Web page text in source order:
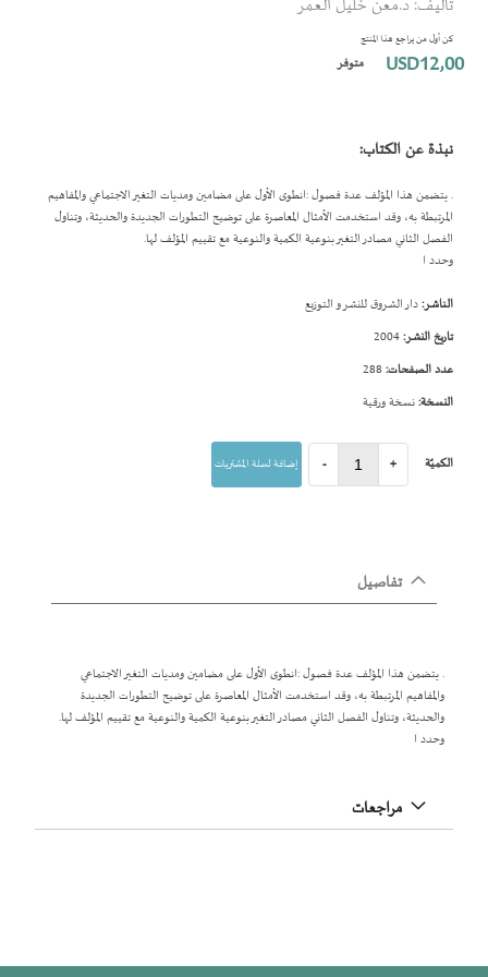
كن أول من يراجع هذا المنتج
USD12٫00 متوفر
نبذة عن الكتاب:
. يتضمن هذا المؤلف عدة فصول :انطوى الأول على مضامين ومديات التغير الاجتماعي والمفاهيم
المرتبطة به، وقد استخدمت الأمثال المعاصرة على توضيح التطورات الجديدة والحديثة، وتناول
الفصل الثاني مصادر التغير بنوعية الكمية والنوعية مع تقييم المؤلف لها.
وحدد ا
الناشر:دار الشروق للنشر و التوزيع
تاريخ النشر:
عدد الصفحات:
النسخة:نسخة ورقية
الكميّة - + إضافة لسلة المشتريات
بداية
معرض
الصور
تفاصيل
. يتضمن هذا المؤلف عدة فصول :انطوى الأول على مضامين ومديات التغير الاجتماعي
والمفاهيم المرتبطة به، وقد استخدمت الأمثال المعاصرة على توضيح التطورات الجديدة
والحديثة، وتناول الفصل الثاني مصادر التغير بنوعية الكمية والنوعية مع تقييم المؤلف لها.
وحدد ا
مراجعات